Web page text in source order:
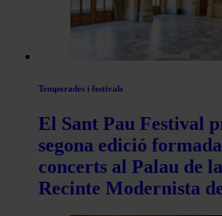
Temporades i festivals
El Sant Pau Festival
segona edició
concerts al Palau de
Recinte Modernista